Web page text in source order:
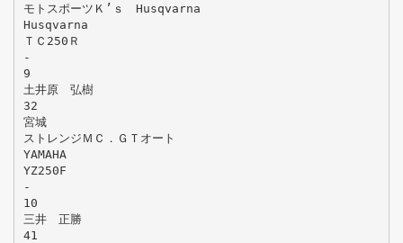
モトスポーツＫ’ｓ Husqvarna
Husqvarna
ＴＣ250Ｒ
-
9
土井原 弘樹
32
宮城
ストレンジＭＣ．ＧＴオート
YAMAHA
YZ250F
-
10
三井 正勝
41